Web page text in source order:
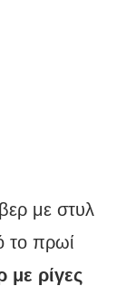
με στυλ
το πρωί
με ρίγες